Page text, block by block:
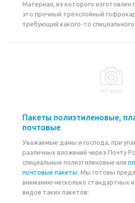
Материал, из которого изготовлен
это прочный трёхслойный
требующий какого-то
Пакеты полиэтиленовые,
почтовые
Уважаемые дамы и господа, при
различных вложений через Почту
специальные полиэтиленовые или
почтовые пакеты. Мы готовы
вниманию несколько стандартных
видов таких пакетов: